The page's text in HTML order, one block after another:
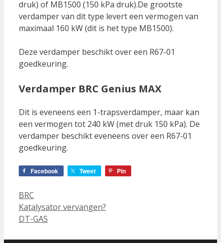
druk) of MB1500 (150 kPa druk).De grootste
verdamper van dit type levert een vermogen van
maximaal 160 kW (dit is het type MB1500).
Deze verdamper beschikt over een R67-01
goedkeuring.
Verdamper BRC Genius MAX
Dit is eveneens een 1-trapsverdamper, maar kan
een vermogen tot 240 kW (met druk 150 kPa). De
verdamper beschikt eveneens over een R67-01
goedkeuring.
Facebook Tweet Pin
Categorieën
BRC
Katalysator vervangen?
DT-GAS